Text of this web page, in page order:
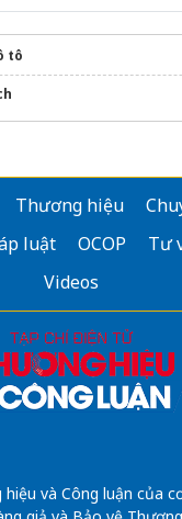
tô
Thương hiệu
luật
OCOP Tư
Videos
và Công luận của